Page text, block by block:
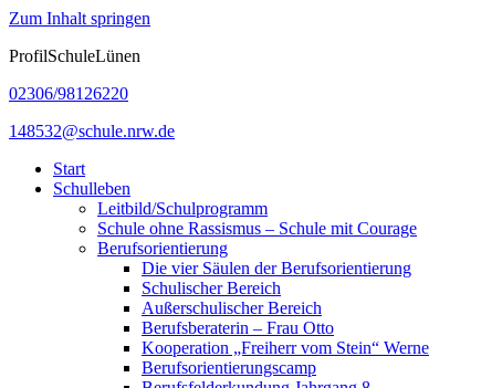
Zum Inhalt springen
ProfilSchuleLünen
02306/98126220
148532@schule.nrw.de
Start
Schulleben
Leitbild/Schulprogramm
Schule ohne Rassismus – Schule mit Courage
Berufsorientierung
Die vier Säulen der Berufsorientierung
Schulischer Bereich
Außerschulischer Bereich
Berufsberaterin – Frau Otto
Kooperation „Freiherr vom Stein“ Werne
Berufsorientierungscamp